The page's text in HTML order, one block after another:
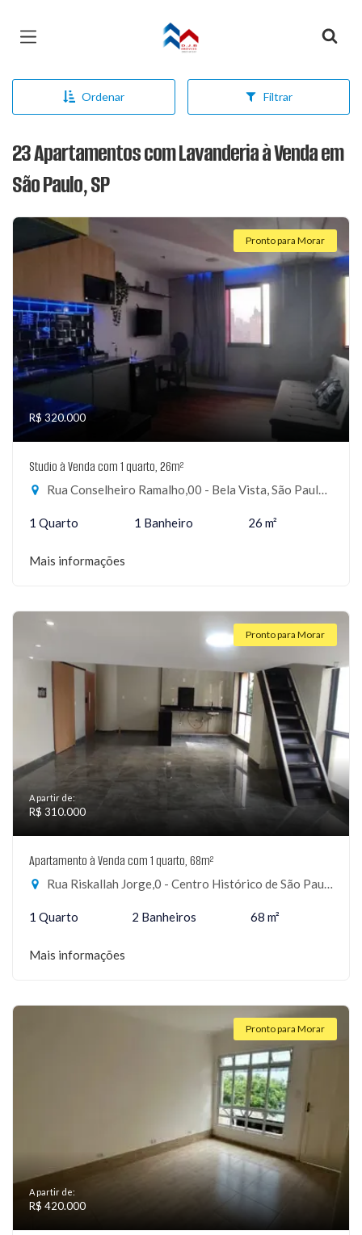
Página inicial
Ordenar Filtrar
23 Apartamentos com Lavanderia à Venda em
São Paulo, SP
Pronto para Morar
R$ 320.000
Studio à Venda com 1 quarto, 26m²
Rua Conselheiro Ramalho,00 - Bela Vista, São Paulo-SP
1 Quarto 1 Banheiro 26 m²
Mais informações
Pronto para Morar
A partir de:
R$ 310.000
Apartamento à Venda com 1 quarto, 68m²
Rua Riskallah Jorge,0 - Centro Histórico de São Paulo, São Paulo-SP
1 Quarto 2 Banheiros 68 m²
Mais informações
Pronto para Morar
A partir de:
R$ 420.000